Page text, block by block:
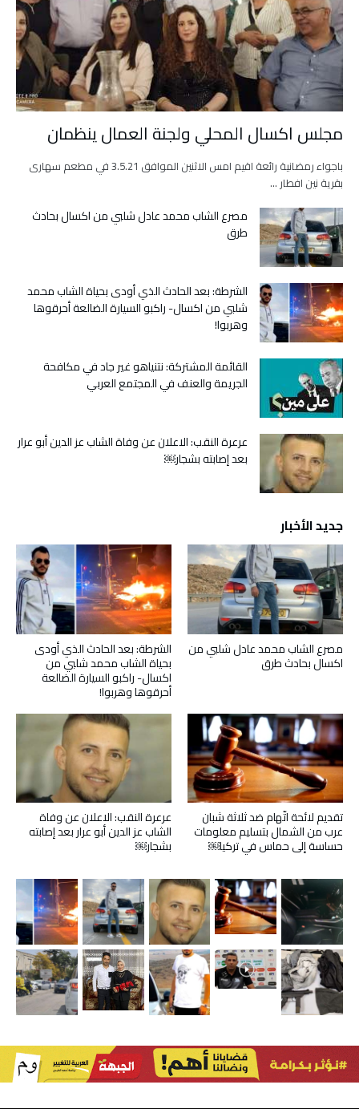
مجلس اكسال المحلي ولجنة العمال ينظمان
باجواء رمضانية رائعة اقيم امس الاثنين الموافق 3.5.21 في مطعم سهارى
بقرية نين افطار …
مصرع الشاب محمد عادل شلبي من اكسال بحادث
طرق
الشرطة: بعد الحادث الذي أودى بحياة الشاب محمد
شلبي من اكسال- راكبو السيارة الضالعة أحرقوها
وهربوا!
القائمة المشتركة: نتنياهو غير جاد في مكافحة
الجريمة والعنف في المجتمع العربي
عرعرة النقب: الاعلان عن وفاة الشاب عز الدين أبو عرار
بعد إصابته بشجار￼
جديد الأخبار
الشرطة: بعد الحادث الذي أودى
بحياة الشاب محمد شلبي من
اكسال- راكبو السيارة الضالعة
أحرقوها وهربوا!
مصرع الشاب محمد عادل شلبي من
اكسال بحادث طرق
عرعرة النقب: الاعلان عن وفاة
الشاب عز الدين أبو عرار بعد إصابته
بشجار￼
تقديم لائحة اتّهام ضد ثلاثة شبان
عرب من الشمال بتسليم معلومات
حساسة إلى حماس في تركيا￼